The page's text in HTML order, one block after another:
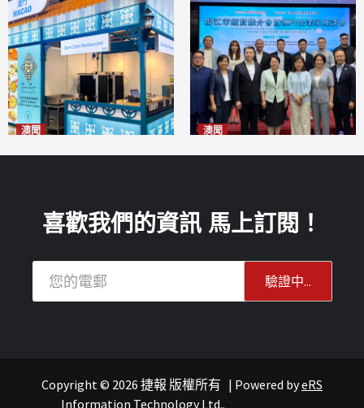
澳聞 澳聞
葡語國家經貿
喜歡我們的資訊 馬上訂閱！
Copyright © 2026 捷報 版權所有 | Powered byeRS
Information Technology Ltd..